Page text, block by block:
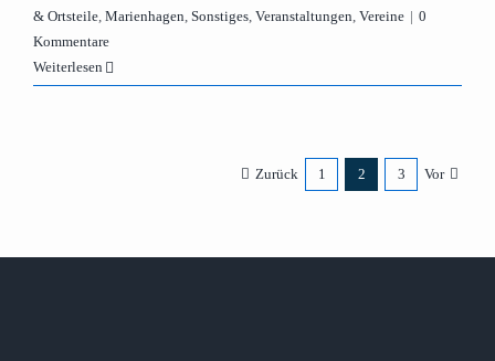
& Ortsteile, Marienhagen, Sonstiges, Veranstaltungen, Vereine | 0
Kommentare
Weiterlesen
Zurück 1 2 3 Vor